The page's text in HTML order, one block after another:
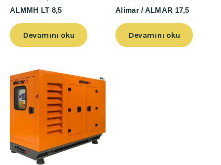
ALMMH LT 8,5
Devamını oku
Alimar / ALMAR 17,5
Devamını oku